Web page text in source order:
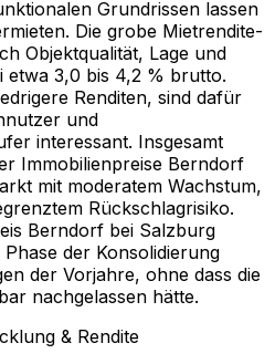
Grundrissen lassen
Die grobe Mietrendite-
Objektqualität, Lage und
etwa 3,0 bis 4,2 % brutto.
Renditen, sind dafür
und
interessant. Insgesamt
Immobilienpreise Berndorf
mit moderatem Wachstum,
Rückschlagrisiko.
Berndorf bei Salzburg
der Konsolidierung
der Vorjahre, ohne dass die
nachgelassen hätte.
& Rendite